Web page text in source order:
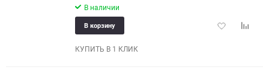
В наличии
Добавить
В корзину
КУПИТЬ В 1 КЛИК